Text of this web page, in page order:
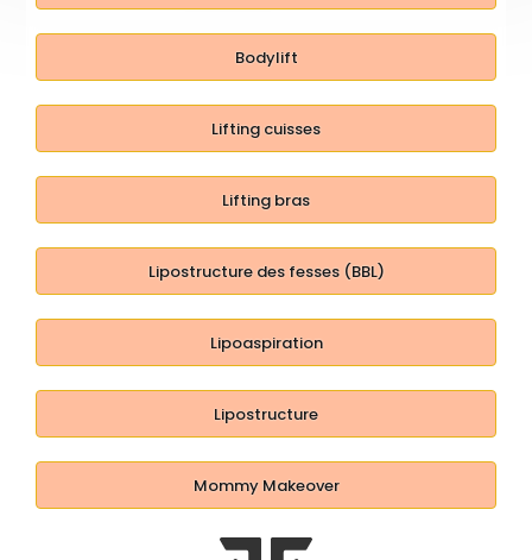
Bodylift
Lifting cuisses
Lifting bras
Lipostructure des fesses (BBL)
Lipoaspiration
Lipostructure
Mommy Makeover